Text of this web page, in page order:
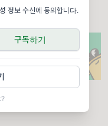
정보 수신에 동의합니다.
구독하기